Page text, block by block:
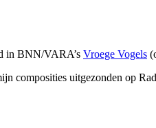
in BNN/VARA’s Vroege Vogels
composities uitgezonden op